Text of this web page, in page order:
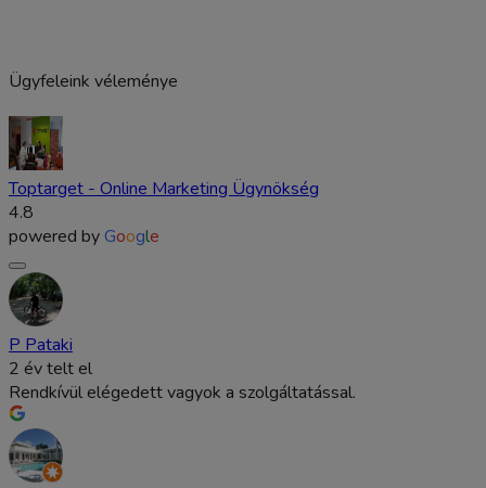
Ügyfeleink véleménye
Toptarget - Online Marketing Ügynökség
4.8
powered by Google
P Pataki
2 év telt el
Rendkívül elégedett vagyok a szolgáltatással.